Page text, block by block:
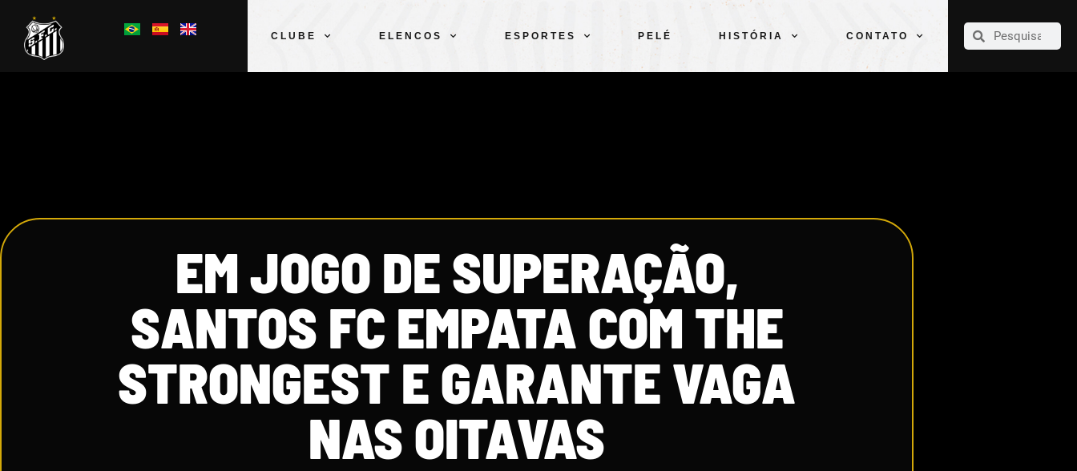
CLUBE ELENCOS ESPORTES PELÉ HISTÓRIA CONTATO
CLUBE
EM JOGO DE SUPERAÇÃO,
SANTOS FC EMPATA COM THE
STRONGEST E GARANTE VAGA
NAS OITAVAS